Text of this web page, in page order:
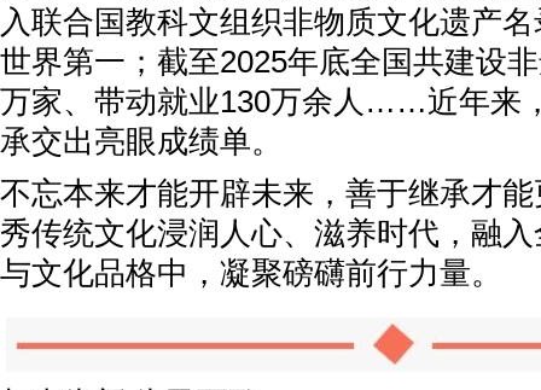
入联合国教科文组织非物质文化遗产
世界第一；截至2025年底全国共建设
万家、带动就业130万余人……近年来
承交出亮眼成绩单。
不忘本来才能开辟未来，善于继承才
秀传统文化浸润人心、滋养时代，融
与文化品格中，凝聚磅礴前行力量。